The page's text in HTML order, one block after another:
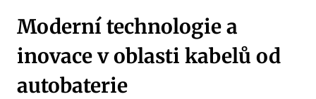
Moderní technologie a
inovace v oblasti kabelů od
autobaterie